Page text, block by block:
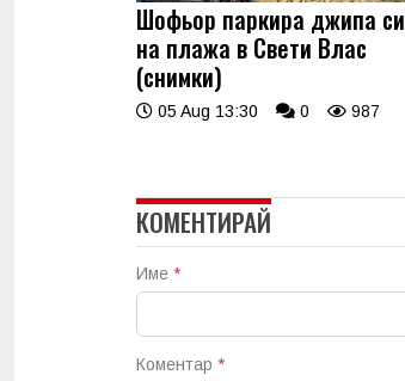
Шофьор паркира джипа си
на плажа в Свети Влас
(снимки)
05 Aug 13:30 0 987
КОМЕНТИРАЙ
Име *
Коментар *